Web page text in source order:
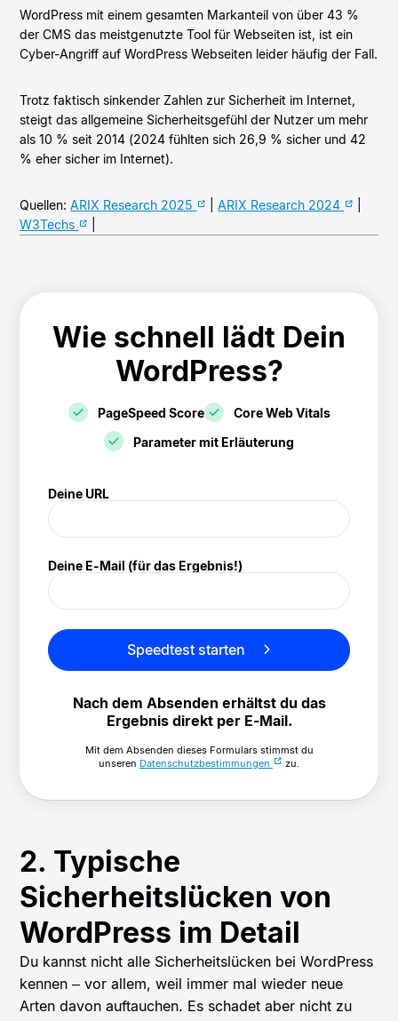
WordPress mit einem gesamten Markanteil von über 43 %
der CMS das meistgenutzte Tool für Webseiten ist, ist ein
Cyber-Angriff auf WordPress Webseiten leider häufig der Fall.
Trotz faktisch sinkender Zahlen zur Sicherheit im Internet,
steigt das allgemeine Sicherheitsgefühl der Nutzer um mehr
als 10 % seit 2014 (2024 fühlten sich 26,9 % sicher und 42
% eher sicher im Internet).
Quellen:ARIX Research 2025 |ARIX Research 2024
W3Techs
Wie schnell lädt Dein
WordPress?
PageSpeed Score
Core Web Vitals
Parameter mit Erläuterung
(/speedtest)
Deine URL
Deine E-Mail (für das Ergebnis!)
Speedtest starten
Nach dem Absenden erhältst du das
Ergebnis direkt per E-Mail.
Mit dem Absenden dieses Formulars stimmst du
unseren Datenschutzbestimmungen zu.
2. Typische
Sicherheitslücken von
WordPress im Detail
Du kannst nicht alle Sicherheitslücken bei WordPress
kennen – vor allem, weil immer mal wieder neue
Arten davon auftauchen. Es schadet aber nicht zu